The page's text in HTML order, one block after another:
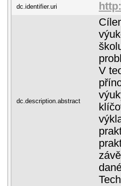
dc.identifier.uri
dc.description.abstract
V